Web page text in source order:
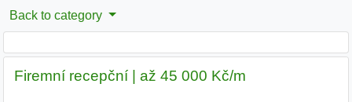
Back to category
Firemní recepční | až 45 000 Kč/m